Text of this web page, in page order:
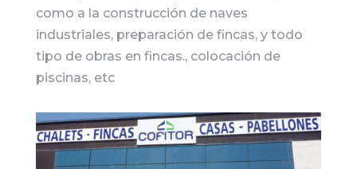
como a la construcción de naves
industriales, preparación de fincas, y todo
tipo de obras en fincas., colocación de
piscinas, etc